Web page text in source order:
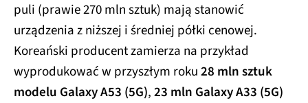
puli (prawie 270 mln sztuk) mają stanowić
urządzenia z niższej i średniej półki cenowej.
Koreański producent zamierza na przykład
wyprodukować w przyszłym roku28 mln sztuk
modelu Galaxy A53 (5G),23 mln Galaxy A33 (5G)